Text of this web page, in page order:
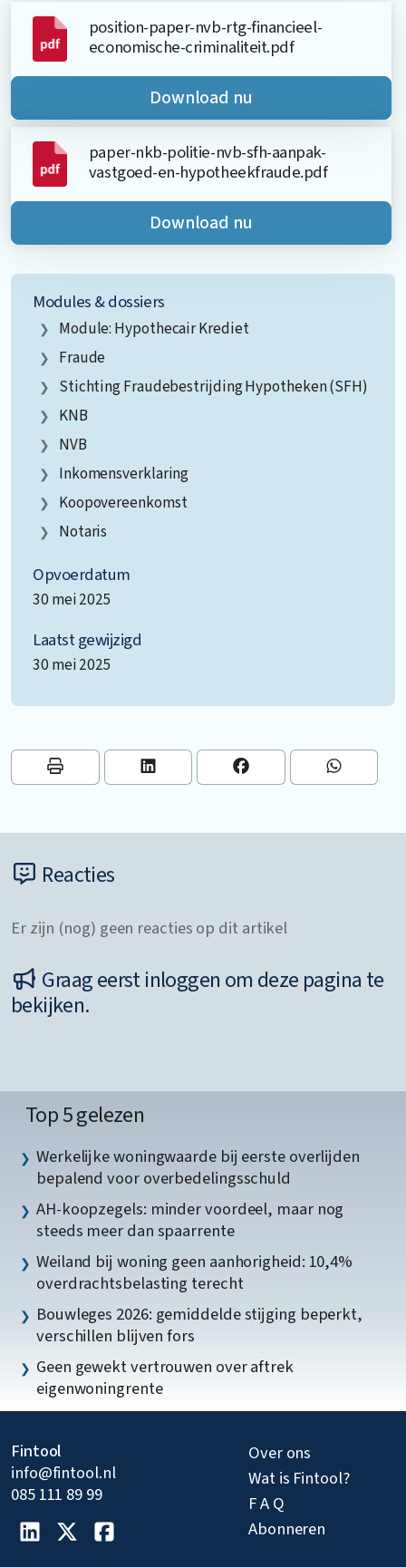
position-paper-nvb-rtg-financieel-
economische-criminaliteit.pdf
Download nu
paper-nkb-politie-nvb-sfh-aanpak-
vastgoed-en-hypotheekfraude.pdf
Download nu
Modules & dossiers
Module: Hypothecair Krediet
Fraude
Stichting Fraudebestrijding Hypotheken (SFH)
KNB
NVB
Inkomensverklaring
Koopovereenkomst
Notaris
Opvoerdatum
30 mei 2025
Laatst gewijzigd
30 mei 2025
Reacties
Er zijn (nog) geen reacties op dit artikel
Graag eerst inloggen om deze pagina te
bekijken.
Top 5 gelezen
Werkelijke woningwaarde bij eerste overlijden
bepalend voor overbedelingsschuld
AH-koopzegels: minder voordeel, maar nog
steeds meer dan spaarrente
Weiland bij woning geen aanhorigheid: 10,4%
overdrachtsbelasting terecht
Bouwleges 2026: gemiddelde stijging beperkt,
verschillen blijven fors
Geen gewekt vertrouwen over aftrek
eigenwoningrente
Fintool
info@fintool.nl
085 111 89 99
Over ons
Wat is Fintool?
F A Q
Abonneren